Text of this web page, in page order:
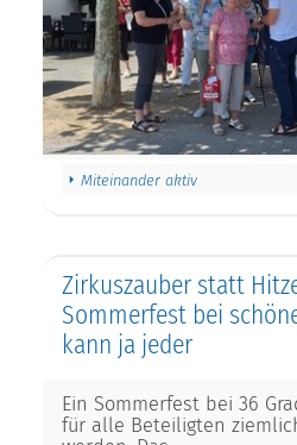
Miteinander aktiv
Zirkuszauber statt
Sommerfest bei
kann ja jeder
Ein Sommerfest bei 36
für alle Beteiligten